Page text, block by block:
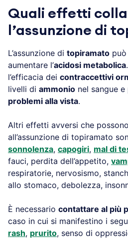
Quali effetti
l’assunzione di
L’assunzione di topiramato
aumentare l’acidosi metabolica
l’efficacia dei contraccettivi
livelli di ammonio nel sangue
problemi alla vista.
Altri effetti avversi che
all’assunzione di topiramato
sonnolenza, capogiri, mal di
fauci, perdita dell’appetito,
respiratorie, nervosismo,
allo stomaco, debolezza,
È necessario contattare al più
caso in cui si manifestino i
rash, prurito, senso di